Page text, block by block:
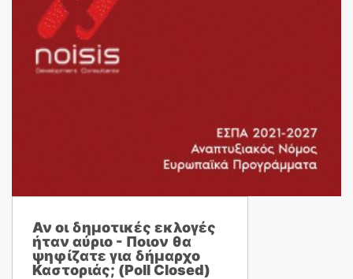
Αν οι δημοτικές εκλογές
ήταν αύριο - Ποιον θα
ψηφίζατε για δήμαρχο
Καστοριάς; (Poll Closed)